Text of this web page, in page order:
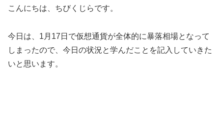
こんにちは、ちびくじらです。
今日は、1月17日で仮想通貨が全体的に暴落相場となって
しまったので、今日の状況と学んだことを記入していきた
いと思います。